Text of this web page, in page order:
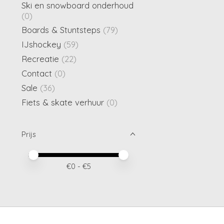
Ski en snowboard onderhoud
(0)
Boards & Stuntsteps (79)
IJshockey (59)
Recreatie (22)
Contact (0)
Sale (36)
Fiets & skate verhuur (0)
Prijs
Minimale prijswaarde
Price maximum value
€0 - €5